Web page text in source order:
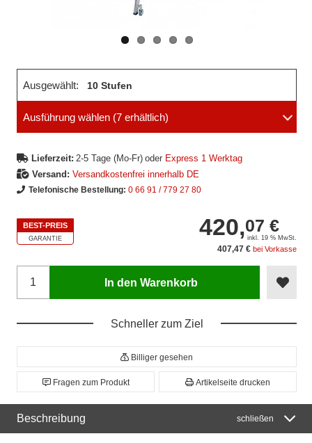
Ausgewählt: 10 Stufen
Ausführung wählen (7 erhältlich)
Lieferzeit: 2-5 Tage (Mo-Fr) oder Express 1 Werktag
Versand: Versandkostenfrei innerhalb DE
Telefonische Bestellung: 0 66 91 / 779 27 80
BEST-PREIS
GARANTIE 420,07 €
inkl. 19 % MwSt.
407,47 € bei Vorkasse
In den Warenkorb
Schneller zum Ziel
Billiger gesehen
Fragen zum Produkt Artikelseite drucken
Beschreibung schließen